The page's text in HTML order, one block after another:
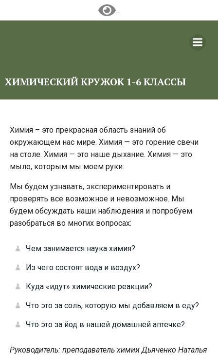
ХИМИЧЕСКИЙ КРУЖОК 1-6 КЛАССЫ
Химия – это прекрасная область знаний об
окружающем нас мире. Химия — это горение свечи
на столе. Химия — это наше дыхание. Химия — это
мыло, которым мы моем руки.
Мы будем узнавать, экспериментировать и
проверять все возможное и невозможное. Мы
будем обсуждать наши наблюдения и попробуем
разобраться во многих вопросах:
Чем занимается наука химия?
Из чего состоят вода и воздух?
Куда «идут» химические реакции?
Что это за соль, которую мы добавляем в еду?
Что это за йод в нашей домашней аптечке?
Руководитель: преподаватель химии Дьяченко Наталья